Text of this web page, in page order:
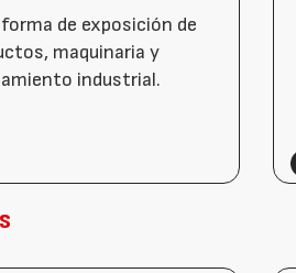
de exposición de
maquinaria y
industrial.